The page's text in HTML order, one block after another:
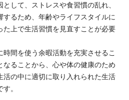
して、ストレスや食習慣の乱れ、
るため、年齢やライフスタイルに
た上で生活習慣を見直すことが必要
間を使う余暇活動を充実させるこ
なることから、心や体の健康のため
活の中に適切に取り入れられた生活
。